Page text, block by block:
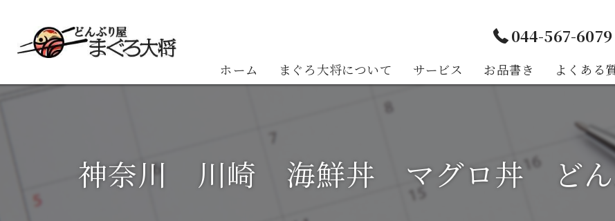
044-567-6079
ホーム まぐろ大将について サービス お品書き よくある
神奈川 川崎 海鮮丼 マグロ丼 どん